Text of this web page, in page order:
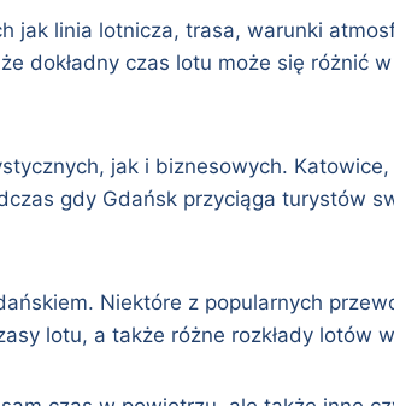
jak linia lotnicza, trasa, warunki
dokładny czas lotu może się różnić
jak i biznesowych. Katowice,
gdy Gdańsk przyciąga turystów
Niektóre z popularnych
lotu, a także różne rozkłady lotów